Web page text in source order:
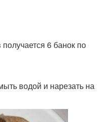
получается 6 банок по
водой и нарезать на